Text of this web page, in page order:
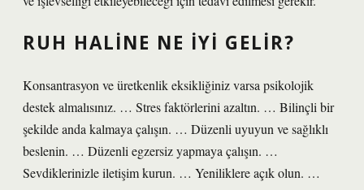
RUH HALINE NE IYI GELIR?
Konsantrasyon ve üretkenlik eksikliğiniz varsa psikolojik
destek almalısınız. … Stres faktörlerini azaltın. … Bilinçli bir
şekilde anda kalmaya çalışın. … Düzenli uyuyun ve sağlıklı
beslenin. … Düzenli egzersiz yapmaya çalışın. …
Sevdiklerinizle iletişim kurun. … Yeniliklere açık olun. …